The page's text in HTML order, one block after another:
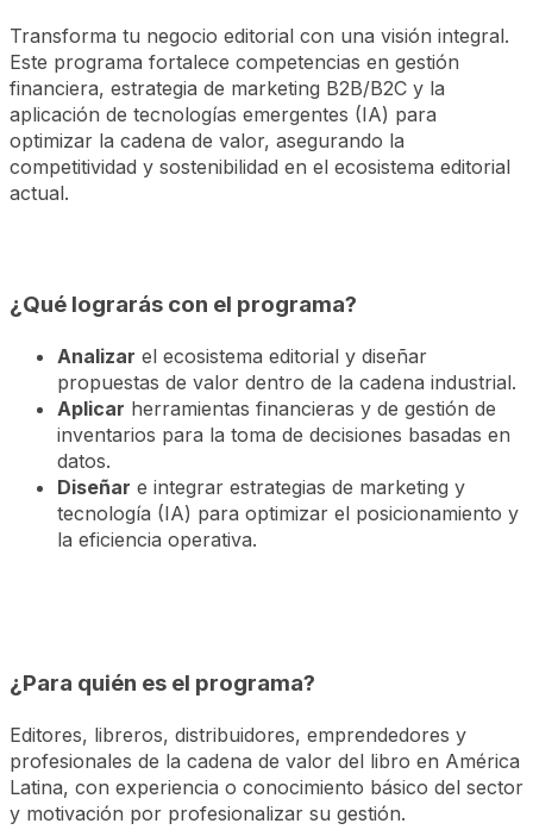
Transforma tu negocio editorial con una visión integral.
Este programa fortalece competencias en gestión
financiera, estrategia de marketing B2B/B2C y la
aplicación de tecnologías emergentes (IA) para
optimizar la cadena de valor, asegurando la
competitividad y sostenibilidad en el ecosistema editorial
actual.
¿Qué lograrás con el programa?
Analizar el ecosistema editorial y diseñar
propuestas de valor dentro de la cadena industrial.
Aplicar herramientas financieras y de gestión de
inventarios para la toma de decisiones basadas en
datos.
Diseñar e integrar estrategias de marketing y
tecnología (IA) para optimizar el posicionamiento y
la eficiencia operativa.
¿Para quién es el programa?
Editores, libreros, distribuidores, emprendedores y
profesionales de la cadena de valor del libro en América
Latina, con experiencia o conocimiento básico del sector
y motivación por profesionalizar su gestión.